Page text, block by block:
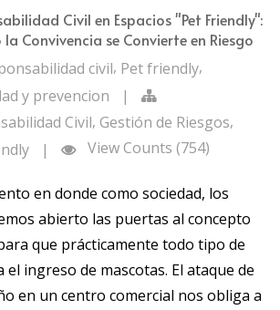
Civil en Espacios "Pet Friendly":
Convivencia se Convierte en Riesgo
civil, Pet friendly,
y prevencion
|
Civil, Gestión de Riesgos,
| View Counts (754)
en donde como sociedad, los
abierto las puertas al concepto
que prácticamente todo tipo de
ingreso de mascotas. El ataque de
en un centro comercial nos obliga a